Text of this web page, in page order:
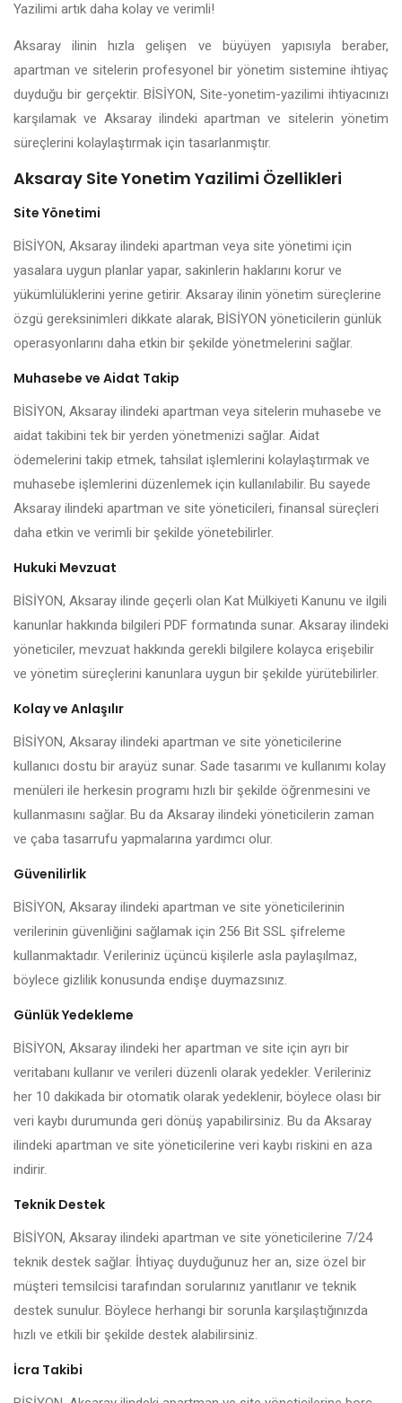
Yazilimi artık daha kolay ve verimli!
Aksaray ilinin hızla gelişen ve büyüyen yapısıyla beraber,
apartman ve sitelerin profesyonel bir yönetim sistemine ihtiyaç
duyduğu bir gerçektir. BİSİYON, Site-yonetim-yazilimi ihtiyacınızı
karşılamak ve Aksaray ilindeki apartman ve sitelerin yönetim
süreçlerini kolaylaştırmak için tasarlanmıştır.
Aksaray Site Yonetim Yazilimi Özellikleri
Site Yönetimi
BİSİYON, Aksaray ilindeki apartman veya site yönetimi için
yasalara uygun planlar yapar, sakinlerin haklarını korur ve
yükümlülüklerini yerine getirir. Aksaray ilinin yönetim süreçlerine
özgü gereksinimleri dikkate alarak, BİSİYON yöneticilerin günlük
operasyonlarını daha etkin bir şekilde yönetmelerini sağlar.
Muhasebe ve Aidat Takip
BİSİYON, Aksaray ilindeki apartman veya sitelerin muhasebe ve
aidat takibini tek bir yerden yönetmenizi sağlar. Aidat
ödemelerini takip etmek, tahsilat işlemlerini kolaylaştırmak ve
muhasebe işlemlerini düzenlemek için kullanılabilir. Bu sayede
Aksaray ilindeki apartman ve site yöneticileri, finansal süreçleri
daha etkin ve verimli bir şekilde yönetebilirler.
Hukuki Mevzuat
BİSİYON, Aksaray ilinde geçerli olan Kat Mülkiyeti Kanunu ve ilgili
kanunlar hakkında bilgileri PDF formatında sunar. Aksaray ilindeki
yöneticiler, mevzuat hakkında gerekli bilgilere kolayca erişebilir
ve yönetim süreçlerini kanunlara uygun bir şekilde yürütebilirler.
Kolay ve Anlaşılır
BİSİYON, Aksaray ilindeki apartman ve site yöneticilerine
kullanıcı dostu bir arayüz sunar. Sade tasarımı ve kullanımı kolay
menüleri ile herkesin programı hızlı bir şekilde öğrenmesini ve
kullanmasını sağlar. Bu da Aksaray ilindeki yöneticilerin zaman
ve çaba tasarrufu yapmalarına yardımcı olur.
Güvenilirlik
BİSİYON, Aksaray ilindeki apartman ve site yöneticilerinin
verilerinin güvenliğini sağlamak için 256 Bit SSL şifreleme
kullanmaktadır. Verileriniz üçüncü kişilerle asla paylaşılmaz,
böylece gizlilik konusunda endişe duymazsınız.
Günlük Yedekleme
BİSİYON, Aksaray ilindeki her apartman ve site için ayrı bir
veritabanı kullanır ve verileri düzenli olarak yedekler. Verileriniz
her 10 dakikada bir otomatik olarak yedeklenir, böylece olası bir
veri kaybı durumunda geri dönüş yapabilirsiniz. Bu da Aksaray
ilindeki apartman ve site yöneticilerine veri kaybı riskini en aza
indirir.
Teknik Destek
BİSİYON, Aksaray ilindeki apartman ve site yöneticilerine 7/24
teknik destek sağlar. İhtiyaç duyduğunuz her an, size özel bir
müşteri temsilcisi tarafından sorularınız yanıtlanır ve teknik
destek sunulur. Böylece herhangi bir sorunla karşılaştığınızda
hızlı ve etkili bir şekilde destek alabilirsiniz.
İcra Takibi